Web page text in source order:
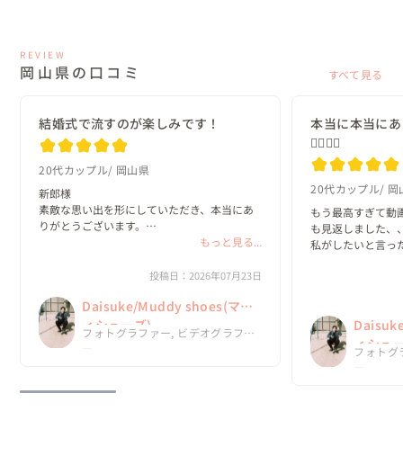
REVIEW
岡山県の口コミ すべて見る
結婚式で流すのが楽しみです！
20代カップル 岡山県
新郎様
素敵な思い出を形にしていただき、本当にあ
りがとうございます。
素敵すぎるムービーに仕上がっており、
ねと2人で話していました☺️
結婚式で流すのが楽しみです！
ありがとうございます😆
もっと見る...
投稿日：2026年07月23日
Daisuke/Muddy shoes(マデ
ィシューズ)
フォトグラファー, ビデオグラファ
本当に本当に
🙇‍♂️🙇‍♂️
20代カップル 岡
もう最高すぎて動
も見返しました、
私がしたいと言っ
ィシュ
フォトグ